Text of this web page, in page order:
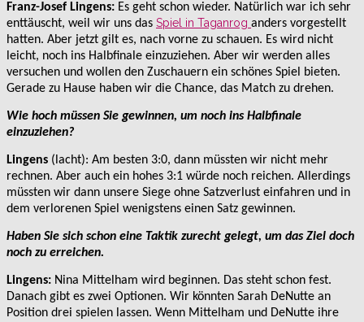
Franz-Josef Lingens: Es geht schon wieder. Natürlich war ich sehr
enttäuscht, weil wir uns das Spiel in Taganrog anders vorgestellt
hatten. Aber jetzt gilt es, nach vorne zu schauen. Es wird nicht
leicht, noch ins Halbfinale einzuziehen. Aber wir werden alles
versuchen und wollen den Zuschauern ein schönes Spiel bieten.
Gerade zu Hause haben wir die Chance, das Match zu drehen.
Wie hoch müssen Sie gewinnen, um noch ins Halbfinale
einzuziehen?
Lingens (lacht): Am besten 3:0, dann müssten wir nicht mehr
rechnen. Aber auch ein hohes 3:1 würde noch reichen. Allerdings
müssten wir dann unsere Siege ohne Satzverlust einfahren und in
dem verlorenen Spiel wenigstens einen Satz gewinnen.
Haben Sie sich schon eine Taktik zurecht gelegt, um das Ziel doch
noch zu erreichen.
Lingens: Nina Mittelham wird beginnen. Das steht schon fest.
Danach gibt es zwei Optionen. Wir könnten Sarah DeNutte an
Position drei spielen lassen. Wenn Mittelham und DeNutte ihre